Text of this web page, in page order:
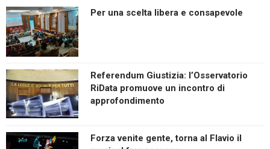
Per una scelta libera e consapevole
Referendum Giustizia: l’Osservatorio
RiData promuove un incontro di
approfondimento
Forza venite gente, torna al Flavio il